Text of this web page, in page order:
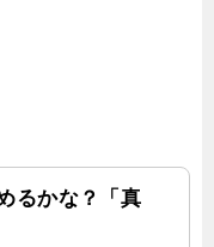
じゃ
があ
。
るかな？「真